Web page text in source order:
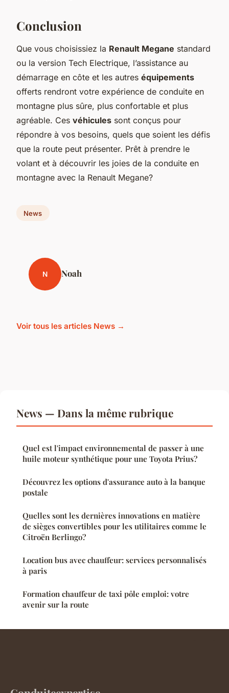
Conclusion
Que vous choisissiez la Renault Megane standard
ou la version Tech Electrique, l’assistance au
démarrage en côte et les autres équipements
offerts rendront votre expérience de conduite en
montagne plus sûre, plus confortable et plus
agréable. Ces véhicules sont conçus pour
répondre à vos besoins, quels que soient les défis
que la route peut présenter. Prêt à prendre le
volant et à découvrir les joies de la conduite en
montagne avec la Renault Megane?
News
N Noah
Voir tous les articles News →
News — Dans la même rubrique
Quel est l'impact environnemental de passer à une
huile moteur synthétique pour une Toyota Prius?
Découvrez les options d'assurance auto à la banque
postale
Quelles sont les dernières innovations en matière
de sièges convertibles pour les utilitaires comme le
Citroën Berlingo?
Location bus avec chauffeur: services personnalisés
à paris
Formation chauffeur de taxi pôle emploi: votre
avenir sur la route